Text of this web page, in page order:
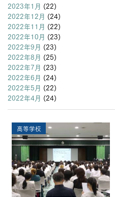
2023年1月 (22)
2022年12月 (24)
2022年11月 (22)
2022年10月 (23)
2022年9月 (23)
2022年8月 (25)
2022年7月 (23)
2022年6月 (24)
2022年5月 (22)
2022年4月 (24)
高等学校